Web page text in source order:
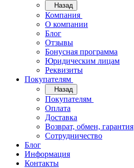
Назад
Компания
О компании
Блог
Отзывы
Бонусная программа
Юридическим лицам
Реквизиты
Покупателям
Назад
Покупателям
Оплата
Доставка
Возврат, обмен, гарантия
Сотрудничество
Блог
Информация
Контакты